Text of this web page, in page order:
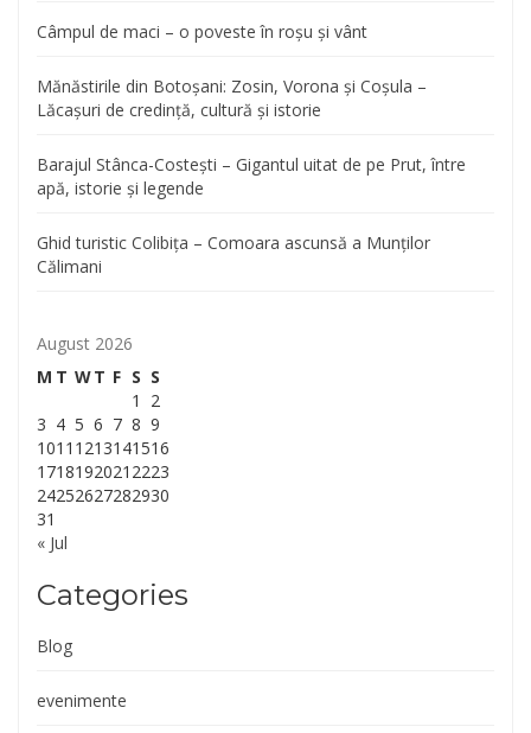
Câmpul de maci – o poveste în roșu și vânt
Mănăstirile din Botoșani: Zosin, Vorona și Coșula –
Lăcașuri de credință, cultură și istorie
Barajul Stânca-Costești – Gigantul uitat de pe Prut, între
apă, istorie și legende
Ghid turistic Colibița – Comoara ascunsă a Munților
Călimani
August 2026
M T WT F S S
« Jul
1
2
3 4 5 6 7 8 9
1011 1213141516
1718192021 2223
24252627282930
31
Categories
Blog
evenimente